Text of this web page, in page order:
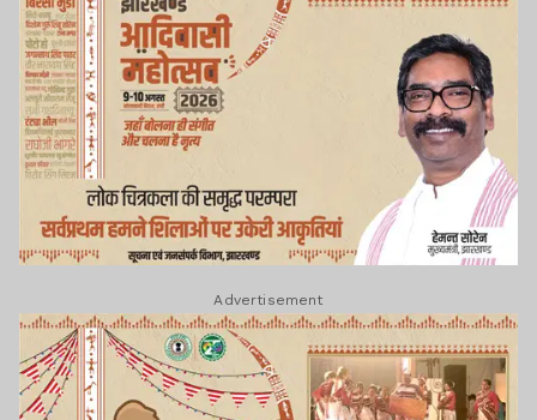
Advertisement